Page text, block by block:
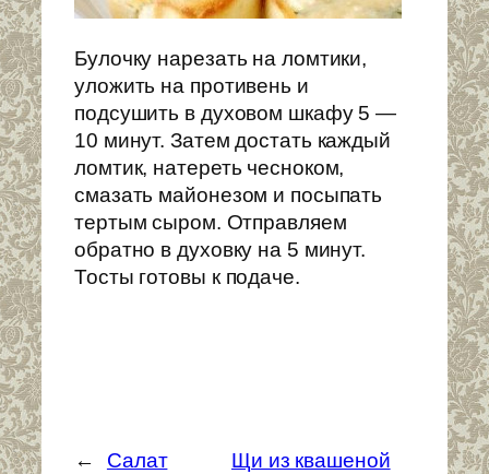
Булочку нарезать на ломтики,
уложить на противень и
подсушить в духовом шкафу 5 —
10 минут. Затем достать каждый
ломтик, натереть чесноком,
смазать майонезом и посыпать
тертым сыром. Отправляем
обратно в духовку на 5 минут.
Тосты готовы к подаче.
←
Салат
Щи из квашеной